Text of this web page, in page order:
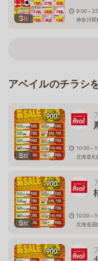
3枚
9:00～
神奈川
アベイルのチラシ
5枚
10:00～
北海道札
5枚
10:00～
北海道函